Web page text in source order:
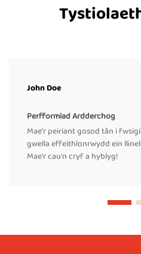
John Doe
Perfformiad Ardderchog
Mae'r peiriant gosod tân i
gwella effeithlonrwydd ein
Mae'r cau'n cryf a hyblyg!